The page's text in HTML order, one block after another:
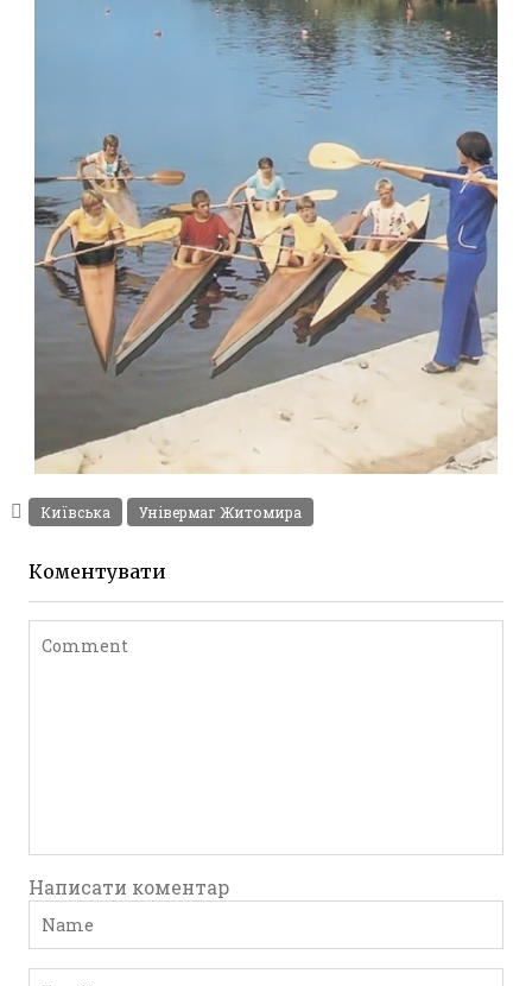
ФОТОГРАФІЇ ЖИТОМИРА 1982-1984 РОКІВ
Фото Житомир (1980-
1990)
Київська Універмаг Житомира
Коментувати
Написати коментар